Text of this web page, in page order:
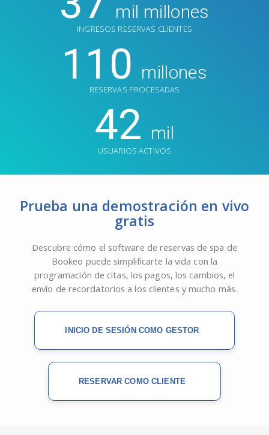
mil millones
INGRESOS RESERVAS CLIENTES
110 millones
RESERVAS PROCESADAS
42 mil
USUARIOS ACTIVOS
Prueba una demostración en vivo
gratis
Descubre cómo el software de reservas de spa de
Bookeo puede simplificarte la vida con la
programación de citas, los pagos, los cambios, el
envío de recordatorios a los clientes y mucho más.
INICIO DE SESIÓN COMO GESTOR
RESERVAR COMO CLIENTE